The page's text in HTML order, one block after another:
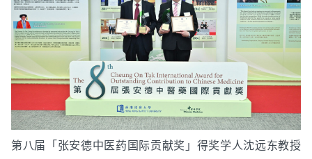
第八届「张安德中医药国际贡献奖」得奖学人沈远东教授